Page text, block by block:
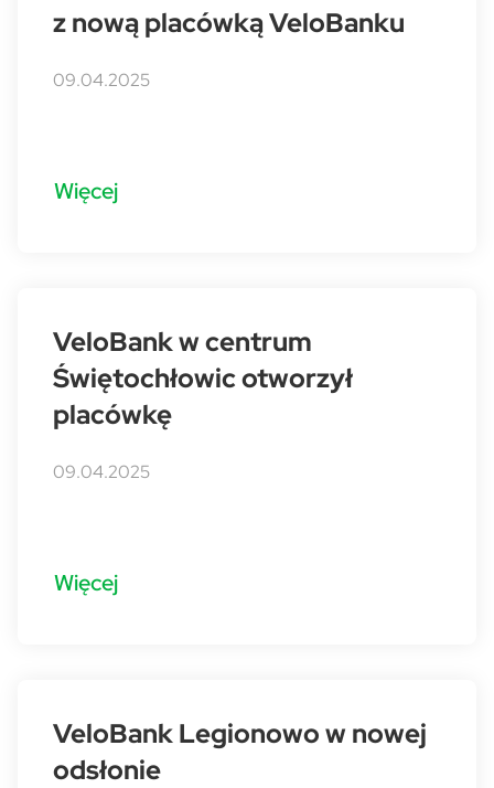
z nową placówką VeloBanku
09.04.2025
Więcej
VeloBank w centrum
Świętochłowic otworzył
placówkę
09.04.2025
Więcej
VeloBank Legionowo w nowej
odsłonie